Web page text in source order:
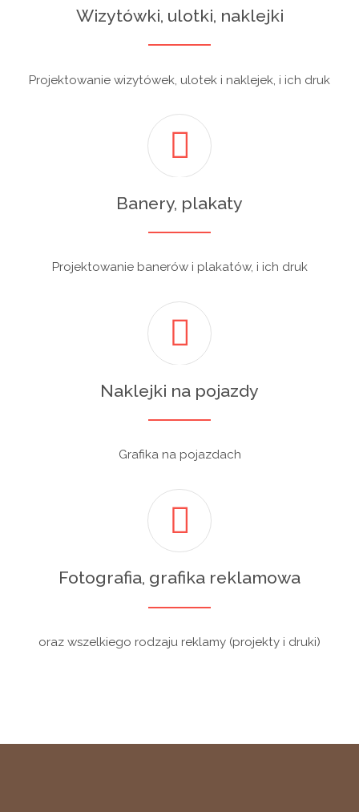
Wizytówki, ulotki, naklejki
Projektowanie wizytówek, ulotek i naklejek, i ich druk
Banery, plakaty
Projektowanie banerów i plakatów, i ich druk
Naklejki na pojazdy
Grafika na pojazdach
Fotografia, grafika reklamowa
oraz wszelkiego rodzaju reklamy (projekty i druki)